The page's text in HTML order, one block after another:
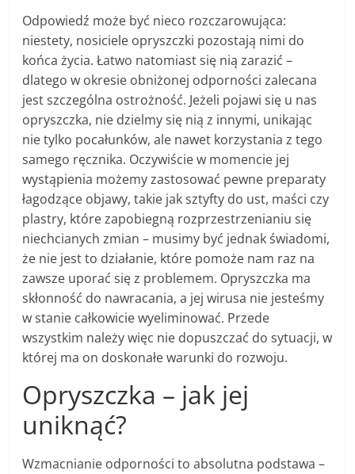
Odpowiedź może być nieco rozczarowująca:
niestety, nosiciele opryszczki pozostają nimi do
końca życia. Łatwo natomiast się nią zarazić –
dlatego w okresie obniżonej odporności zalecana
jest szczególna ostrożność. Jeżeli pojawi się u nas
opryszczka, nie dzielmy się nią z innymi, unikając
nie tylko pocałunków, ale nawet korzystania z tego
samego ręcznika. Oczywiście w momencie jej
wystąpienia możemy zastosować pewne preparaty
łagodzące objawy, takie jak sztyfty do ust, maści czy
plastry, które zapobiegną rozprzestrzenianiu się
niechcianych zmian – musimy być jednak świadomi,
że nie jest to działanie, które pomoże nam raz na
zawsze uporać się z problemem. Opryszczka ma
skłonność do nawracania, a jej wirusa nie jesteśmy
w stanie całkowicie wyeliminować. Przede
wszystkim należy więc nie dopuszczać do sytuacji, w
której ma on doskonałe warunki do rozwoju.
Opryszczka – jak jej
uniknąć?
Wzmacnianie odporności to absolutna podstawa –